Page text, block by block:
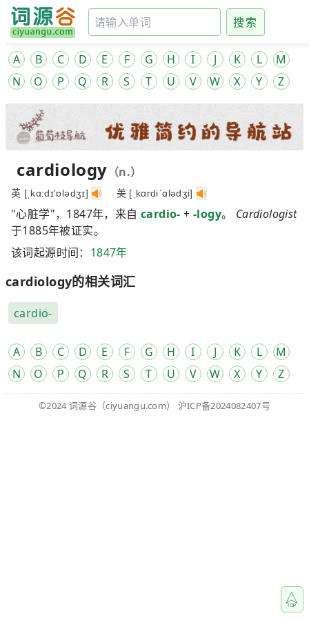
搜索
A B C D E F G H I J K L
M
N
O P Q R S T U V W X Y Z
cardiology （n.）
英 [ˌkɑ:dɪ'ɒlədʒɪ] 美 [ˌkɑrdiˈɑlədʒi]
"心脏学"，1847年，来自 cardio- +-logy。 Cardiologist
于1885年被证实。
该词起源时间： 1847年
cardiology的相关词汇
cardio-
A B C D E F G H I J K L
M
N
O P Q R S T U V W X Y Z
©2024 词源谷 （ciyuangu.com） 沪ICP备2024082407号